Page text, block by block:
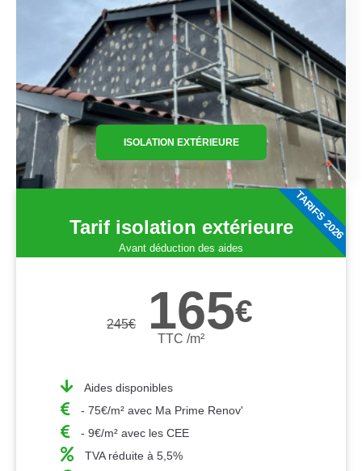
ISOLATION EXTÉRIEURE
Tarif isolation extérieure
Avant déduction des aides
245€ 165€
TTC /m²
Aides disponibles
- 75€/m² avec Ma Prime Renov'
- 9€/m² avec les CEE
TVA réduite à 5,5%
TARIFS 2026